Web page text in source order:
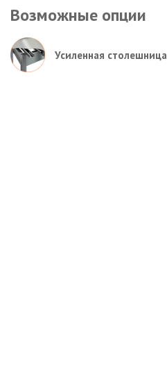
Возможные опции
Усиленная столешница